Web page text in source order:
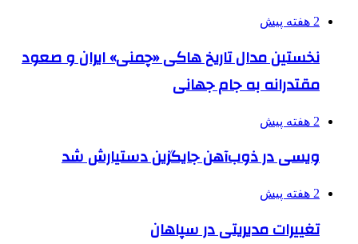
2 هفته پیش
نخستین مدال تاریخ هاکی «چمنی» ایران و صعود
مقتدرانه به جام جهانی
2 هفته پیش
ویسی در ذوب‌آهن جایگزین دستیارش شد
2 هفته پیش
تغییرات مدیریتی در سپاهان